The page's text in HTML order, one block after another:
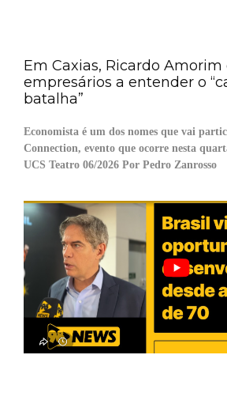
Em Caxias, Ricardo
empresários a entender o
batalha”
Economista é um dos nomes que vai
Connection, evento que ocorre nesta
UCS Teatro 06/2026 Por Pedro Zanrosso